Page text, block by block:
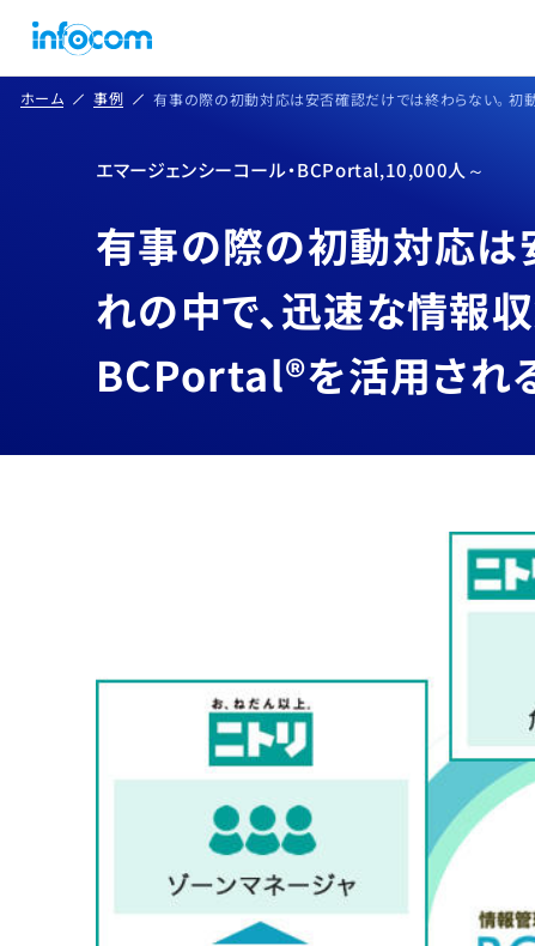
ホーム 事例 有事の際の初動対応は安否確認だけでは終わらない。 初
エマージェンシーコール・BCPortal,10,000人～
有事の際の初動対応は
れの中で、迅速な情報
BCPortal®を活用され